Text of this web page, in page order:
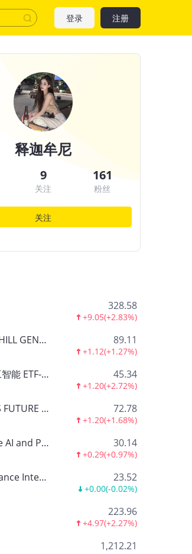
登录 注册
释迦牟尼
9
关注
161
粉丝
关注
328.58
+9.05(+2.83%)
ROUNDHILL GENERATIVE AI & TECHNOLOGY ETF 89.11
+1.12(+1.27%)
通用人工智能 ETF-AGIX 45.34
+1.20(+2.72%)
ISHARES FUTURE AI & TECH ETF 72.78
+1.20(+1.68%)
Defiance AI and Power Infrastructure ETF 30.14
+0.29(+0.97%)
Renaissance International IPO ETF 23.52
+0.00(-0.02%)
223.96
+4.97(+2.27%)
1,212.21